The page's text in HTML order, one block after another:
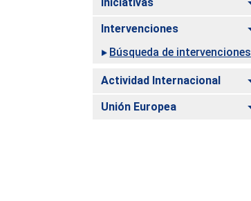
Intervenciones
Búsqueda de intervenciones
Actividad Internacional
Unión Europea